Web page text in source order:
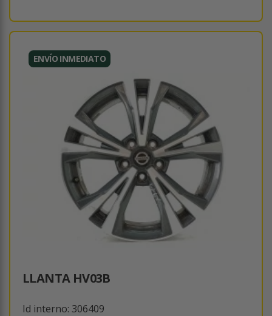
ENVÍO INMEDIATO
LLANTA HV03B
Id interno: 306409